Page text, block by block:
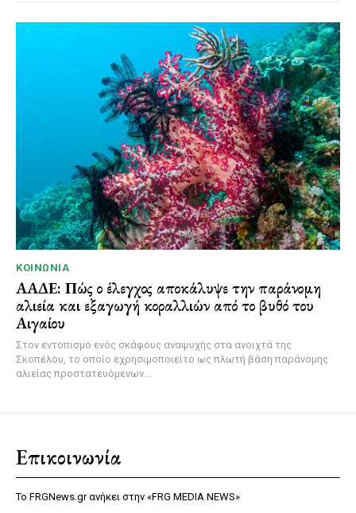
ΚΟΙΝΩΝΊΑ
ΑΑΔΕ: Πώς ο έλεγχος αποκάλυψε την παράνομη
αλιεία και εξαγωγή κοραλλιών από το βυθό του
Αιγαίου
Στον εντοπισμό ενός σκάφους αναψυχής στα ανοιχτά της
Σκοπέλου, το οποίο εχρησιμοποιείτο ως πλωτή βάση παράνομης
αλιείας προστατευόμενων...
Επικοινωνία
Το FRGNews.gr ανήκει στην «FRG MEDIA NEWS»